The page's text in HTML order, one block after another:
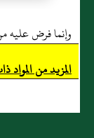
وإنما فرض عليه
المزيد من